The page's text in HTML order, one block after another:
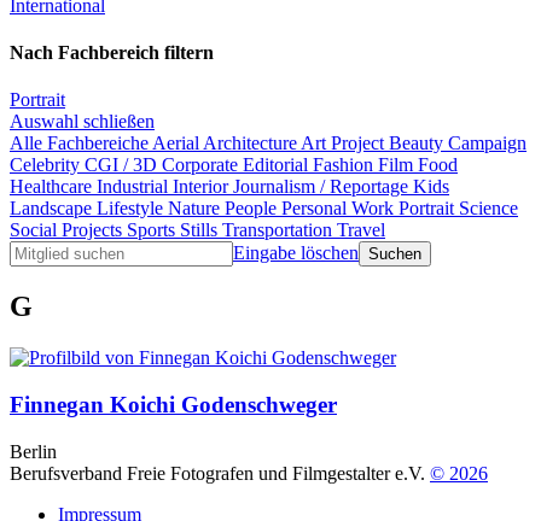
International
Nach Fachbereich filtern
Portrait
Auswahl schließen
Alle Fachbereiche Aerial Architecture Art Project Beauty Campaign
Celebrity CGI / 3D Corporate Editorial Fashion Film Food
Healthcare Industrial InteriorJournalism / Reportage Kids
Landscape Lifestyle Nature People Personal Work Portrait Science
Social Projects Sports Stills Transportation Travel
Eingabe löschen
G
Finnegan Koichi Godenschweger
Berlin
Berufsverband Freie Fotografen und Filmgestalter e.V. © 2026
Impressum